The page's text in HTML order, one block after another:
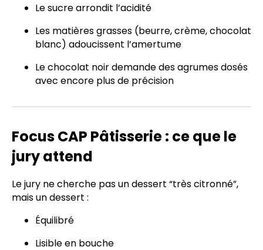
Le sucre arrondit l’acidité
Les matières grasses (beurre, crème, chocolat
blanc) adoucissent l’amertume
Le chocolat noir demande des agrumes dosés
avec encore plus de précision
Focus CAP Pâtisserie : ce que le
jury attend
Le jury ne cherche pas un dessert “très citronné”,
mais un dessert :
Équilibré
Lisible en bouche